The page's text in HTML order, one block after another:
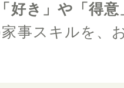
「好き」や「得意
事スキルを、